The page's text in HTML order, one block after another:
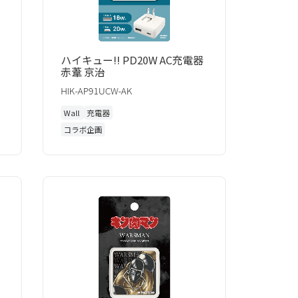
ハイキュー!! PD20W AC充電器
赤葦 京治
HIK-AP91UCW-AK
Wall
充電器
コラボ企画